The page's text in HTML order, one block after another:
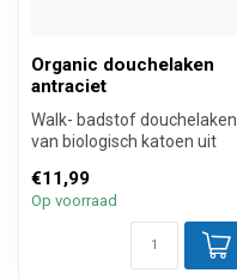
Organic douchelaken
antraciet
Walk- badstof douchelaken
van biologisch katoen uit
€11,99
Op voorraad